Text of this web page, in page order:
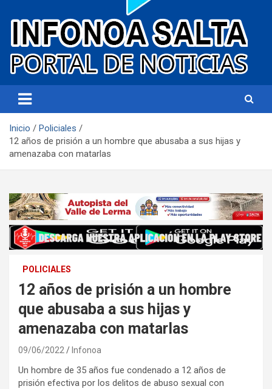
Infonoa Salta
Inicio
Policiales
12 años de prisión a un hombre que abusaba a sus hijas y
amenazaba con matarlas
POLICIALES
12 años de prisión a un hombre
que abusaba a sus hijas y
amenazaba con matarlas
09/06/2022 Infonoa
Un hombre de 35 años fue condenado a 12 años de
prisión efectiva por los delitos de abuso sexual con